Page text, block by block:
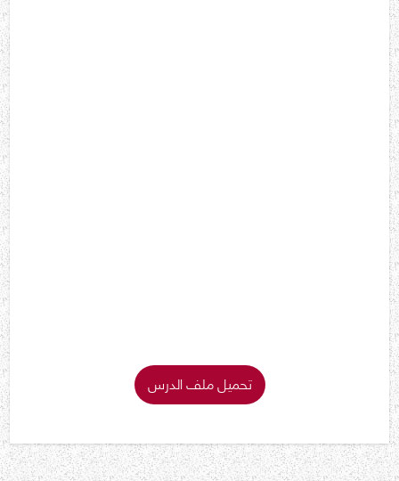
تحميل ملف الدرس